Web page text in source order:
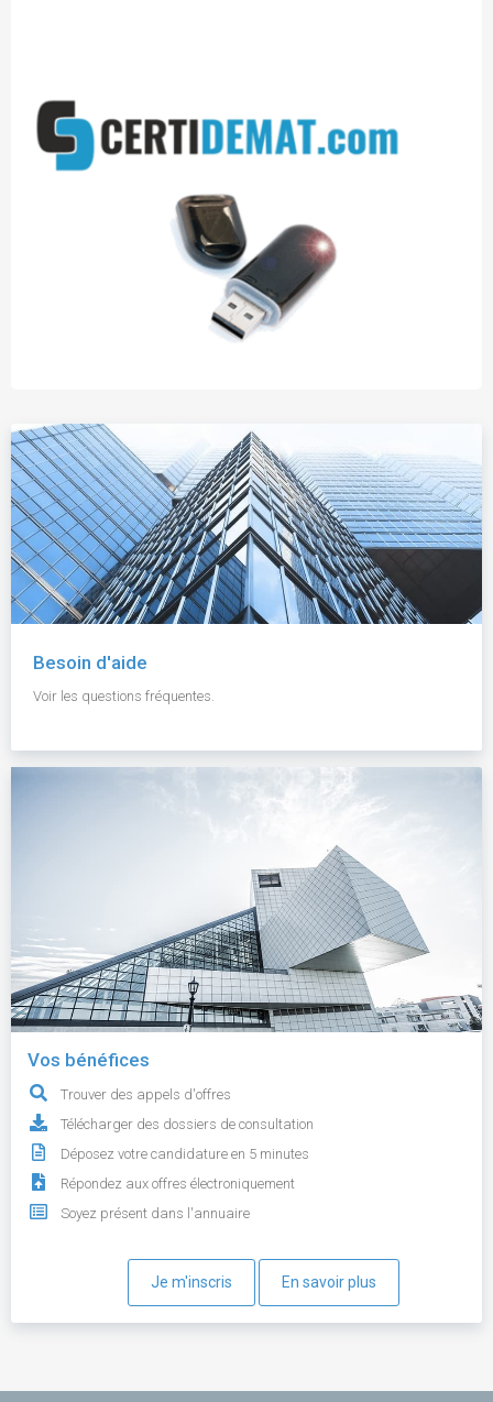
Besoin d'aide
Voir les questions fréquentes.
Vos bénéfices
Trouver des appels d'offres
Télécharger des dossiers de consultation
Déposez votre candidature en 5 minutes
Répondez aux offres électroniquement
Soyez présent dans l'annuaire
Je m'inscris En savoir plus